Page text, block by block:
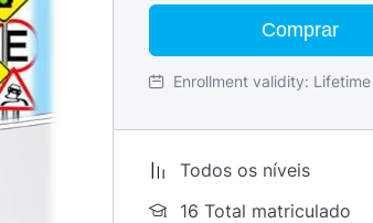
Comprar
Enrollment validity: Lifetime
Todos os níveis
16 Total matriculado